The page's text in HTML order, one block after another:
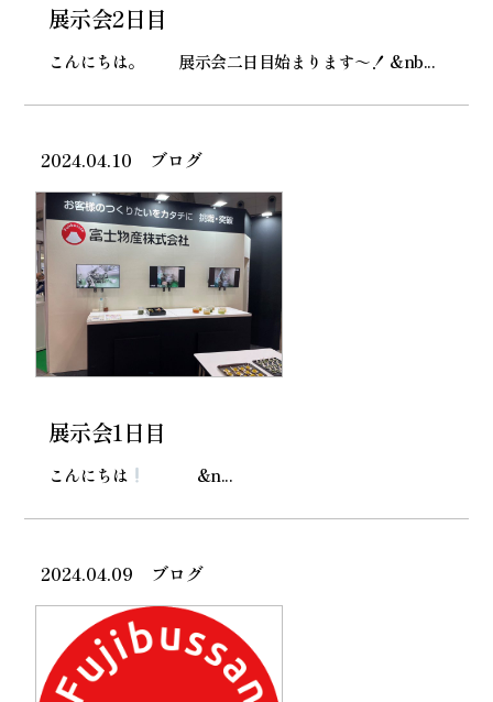
展示会2日目
こんにちは。 展示会二日目始まります～！ &nb...
展示会1日目
こんにちは &n...
2024.04.10 ブログ
2024.04.09 ブログ